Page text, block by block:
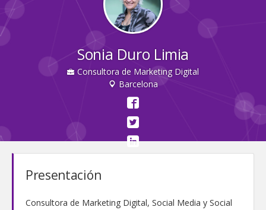
Sonia Duro Limia
Consultora de Marketing Digital
Barcelona
Presentación
Consultora de Marketing Digital, Social Media y Social